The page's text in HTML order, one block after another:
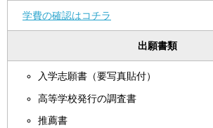
学費の確認はコチラ
出願書類
入学志願書（要写真貼付）
高等学校発行の調査書
推薦書